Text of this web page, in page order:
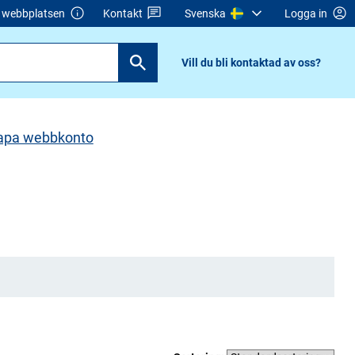
webbplatsen Kontakt Svenska Logga in
Vill du bli kontaktad av oss?
webbkonto